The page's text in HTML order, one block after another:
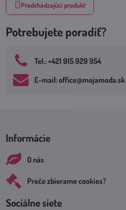
Predchádzajúci produkt
Potrebujete poradiť?
Tel​.: +421 915 929 954
E-mail: office​@mojamoda​.sk
Informácie
O nás
Prečo zbierame cookies?
Sociálne siete